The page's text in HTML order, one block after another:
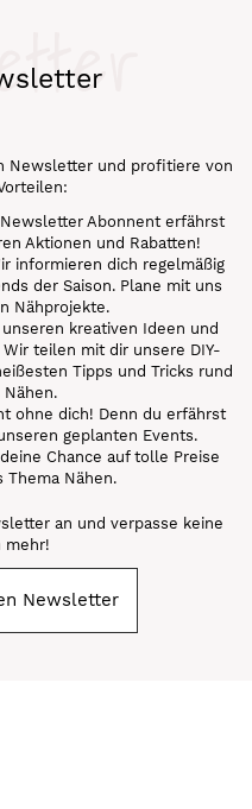
Newsletter und profitiere von
Abonnent erfährst
Aktionen und Rabatten!
informieren dich regelmäßig
der Saison. Plane mit uns
Nähprojekte.
kreativen Ideen und
teilen mit dir unsere DIY-
Tipps und Tricks rund
Nähen.
ohne dich! Denn du erfährst
geplanten Events.
Chance auf tolle Preise
Thema Nähen.
an und verpasse keine
mehr!
Newsletter